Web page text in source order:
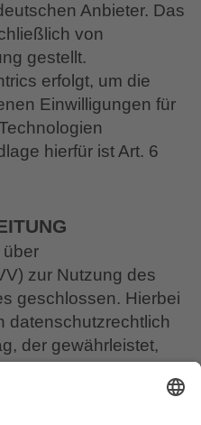
Anbieter. Das
von
gestellt.
erfolgt, um die
Einwilligungen für
hierfür ist Art. 6
über
zur Nutzung des
geschlossen. Hierbei
datenschutzrechtlich
der gewährleistet,
nur nach unseren
der DSGVO